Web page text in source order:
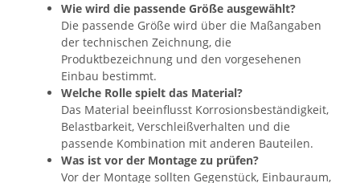
Wie wird die passende Größe ausgewählt?
Die passende Größe wird über die Maßangaben
der technischen Zeichnung, die
Produktbezeichnung und den vorgesehenen
Einbau bestimmt.
Welche Rolle spielt das Material?
Das Material beeinflusst Korrosionsbeständigkeit,
Belastbarkeit, Verschleißverhalten und die
passende Kombination mit anderen Bauteilen.
Was ist vor der Montage zu prüfen?
Vor der Montage sollten Gegenstück, Einbauraum,